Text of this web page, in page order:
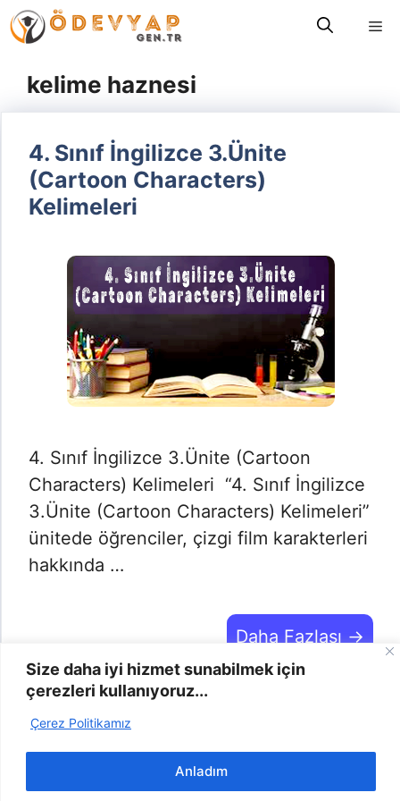
Size daha iyi hizmet sunabilmek için
çerezleri kullanıyoruz...
Çerez Politikamız
Anladım
İçeriğe
atla
kelime haznesi
4. Sınıf İngilizce 3.Ünite
(Cartoon Characters)
Kelimeleri
4. Sınıf İngilizce 3.Ünite (Cartoon
Characters) Kelimeleri “4. Sınıf İngilizce
3.Ünite (Cartoon Characters) Kelimeleri”
ünitede öğrenciler, çizgi film karakterleri
hakkında …
Daha Fazlası →
2025 | Odevyap.gen.tr © -
Ulaşın-Şikayet-Gizlilik Politikası-Çerez Politikası